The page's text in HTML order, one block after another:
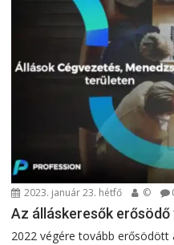
2023. január 23. hétfő ©
Az álláskeresők
2022 végére tovább erősödött